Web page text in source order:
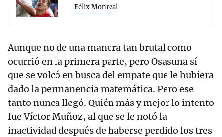
Félix Monreal
Aunque no de una manera tan brutal como
ocurrió en la primera parte, pero Osasuna sí
que se volcó en busca del empate que le hubiera
dado la permanencia matemática. Pero ese
tanto nunca llegó. Quién más y mejor lo intento
fue Víctor Muñoz, al que se le notó la
inactividad después de haberse perdido los tres